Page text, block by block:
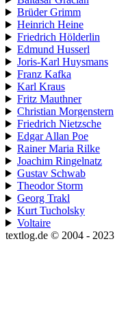
Brüder Grimm
Heinrich Heine
Friedrich Hölderlin
Edmund Husserl
Joris-Karl Huysmans
Franz Kafka
Karl Kraus
Fritz Mauthner
Christian Morgenstern
Friedrich Nietzsche
Edgar Allan Poe
Rainer Maria Rilke
Joachim Ringelnatz
Gustav Schwab
Theodor Storm
Georg Trakl
Kurt Tucholsky
Voltaire
textlog.de © 2004 - 2023